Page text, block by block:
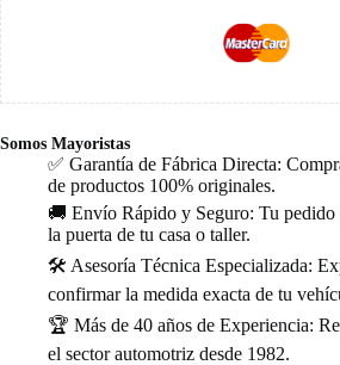
Somos Mayoristas
✅ Garantía de Fábrica Directa:
de productos 100% originales.
🚚 Envío Rápido y Seguro: Tu pedido
la puerta de tu casa o taller.
🛠️ Asesoría Técnica Especializada:
confirmar la medida exacta de tu
🏆 Más de 40 años de Experiencia:
el sector automotriz desde 1982.